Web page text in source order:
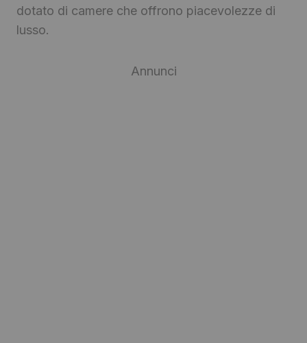
dotato di camere che offrono piacevolezze di
lusso.
Annunci